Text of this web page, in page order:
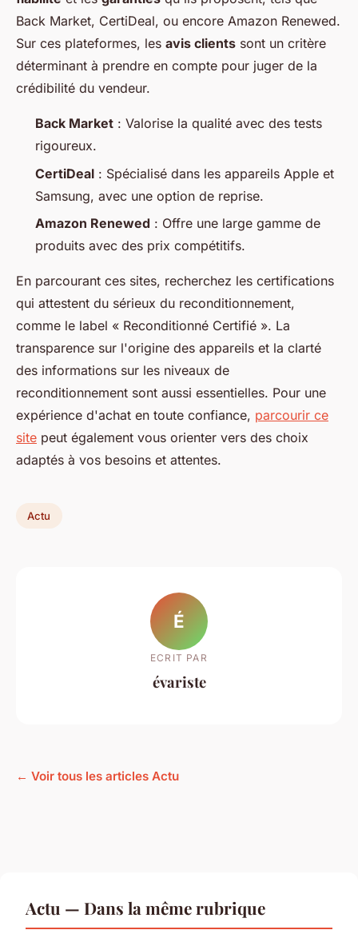
Back Market, CertiDeal, ou encore Amazon Renewed.
Sur ces plateformes, les avis clients sont un critère
déterminant à prendre en compte pour juger de la
crédibilité du vendeur.
Back Market : Valorise la qualité avec des tests
rigoureux.
CertiDeal : Spécialisé dans les appareils Apple et
Samsung, avec une option de reprise.
Amazon Renewed : Offre une large gamme de
produits avec des prix compétitifs.
En parcourant ces sites, recherchez les certifications
qui attestent du sérieux du reconditionnement,
comme le label « Reconditionné Certifié ». La
transparence sur l'origine des appareils et la clarté
des informations sur les niveaux de
reconditionnement sont aussi essentielles. Pour une
expérience d'achat en toute confiance, parcourir ce
site peut également vous orienter vers des choix
adaptés à vos besoins et attentes.
Actu
É
ECRIT PAR
évariste
← Voir tous les articles Actu
Actu — Dans la même rubrique